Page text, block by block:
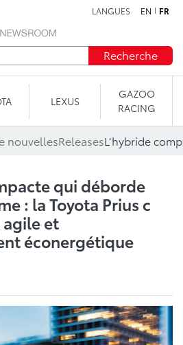
LANGUES EN FR
Recherche
LEXUS
GAZOO
RACING
nouvellesReleases
qui déborde
: la Toyota Prius c
et
éconergétique